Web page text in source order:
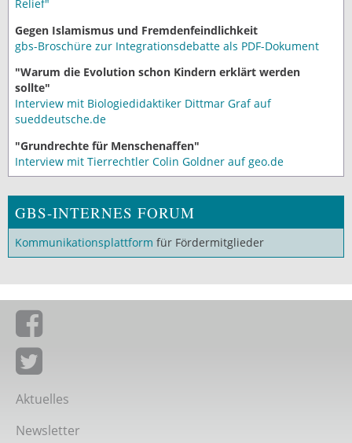
Relief"
Gegen Islamismus und Fremdenfeindlichkeit
gbs-Broschüre zur Integrationsdebatte als PDF-Dokument
"Warum die Evolution schon Kindern erklärt werden
sollte"
Interview mit Biologiedidaktiker Dittmar Graf auf
sueddeutsche.de
"Grundrechte für Menschenaffen"
Interview mit Tierrechtler Colin Goldner auf geo.de
GBS-INTERNES FORUM
Kommunikationsplattform für Fördermitglieder
Giordano-Bruno-Stiftung auf Facebook
Giordano-Bruno-Stiftung bei Twitter
Aktuelles
Newsletter